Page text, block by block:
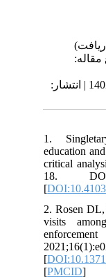
دریافت: 1402/3/31 | پذیرش: 1402/10/4 | انتشار:
1.
education
critical
18. DOI:
[
2. Rosen
visits
[
[PMCID